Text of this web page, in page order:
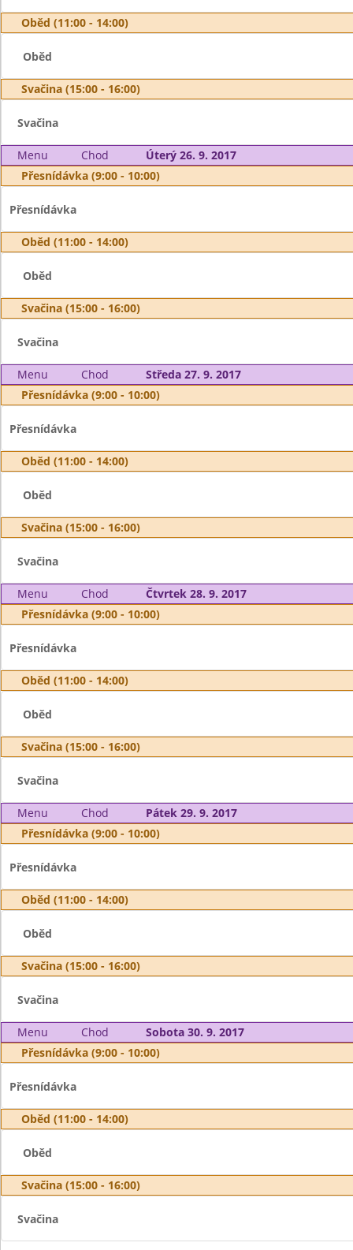
Oběd (11:00 - 14:00)
Oběd
Svačina (15:00 - 16:00)
Svačina
Menu Chod
Úterý 26. 9. 2017
Přesnídávka (9:00 - 10:00)
Přesnídávka
Oběd (11:00 - 14:00)
Oběd
Svačina (15:00 - 16:00)
Svačina
Menu Chod
Středa 27. 9. 2017
Přesnídávka (9:00 - 10:00)
Přesnídávka
Oběd (11:00 - 14:00)
Oběd
Svačina (15:00 - 16:00)
Svačina
Menu Chod
Čtvrtek 28. 9. 2017
Přesnídávka (9:00 - 10:00)
Přesnídávka
Oběd (11:00 - 14:00)
Oběd
Svačina (15:00 - 16:00)
Svačina
Menu Chod
Pátek 29. 9. 2017
Přesnídávka (9:00 - 10:00)
Přesnídávka
Oběd (11:00 - 14:00)
Oběd
Svačina (15:00 - 16:00)
Svačina
Menu Chod
Sobota 30. 9. 2017
Přesnídávka (9:00 - 10:00)
Přesnídávka
Oběd (11:00 - 14:00)
Oběd
Svačina (15:00 - 16:00)
Svačina